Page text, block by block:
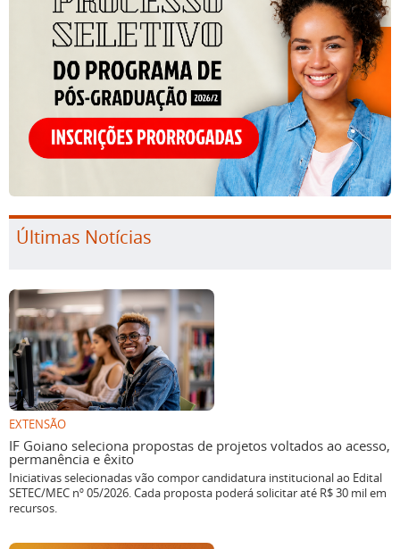
Últimas Notícias
EXTENSÃO
IF Goiano seleciona propostas de projetos voltados ao acesso,
permanência e êxito
Iniciativas selecionadas vão compor candidatura institucional ao Edital
SETEC/MEC nº 05/2026. Cada proposta poderá solicitar até R$ 30 mil em
recursos.